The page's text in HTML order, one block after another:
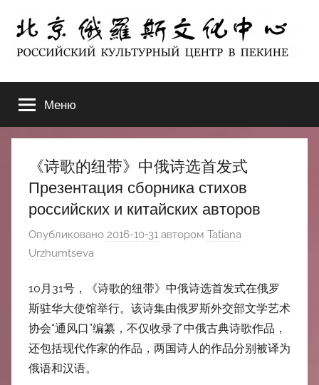
содержимому
北
京
罗
斯
文
化
中
心
ЦЕНТР
В
ПЕКИНЕ
Меню
《诗歌的纽带》中俄诗选首发式
Презентация сборника стихов
российских и китайских авторов
Опубликовано 2016-10-31 автором Tatiana
Urzhumtseva
10月31号，《诗歌的纽带》中俄诗选首发式在俄罗
斯驻华大使馆举行。该诗集由俄罗斯外交部文学艺术
协会“通风口”编纂，不仅收录了中俄古典诗歌作品，
还包括现代作家的作品，两国诗人的作品分别被译为
俄语和汉语。